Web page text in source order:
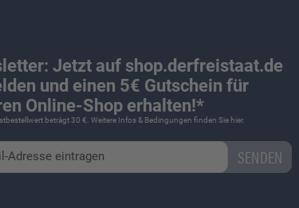
Jetzt auf shop.derfreistaat.de
und einen 5€ Gutschein für
Online-Shop erhalten!*
beträgt 30 €. Weitere Infos & Bedingungen finden Sie hier.